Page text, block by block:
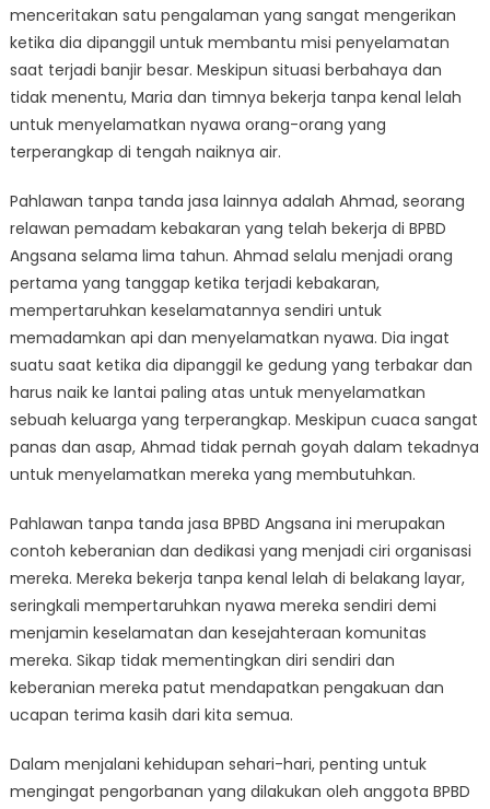
menceritakan satu pengalaman yang sangat mengerikan
ketika dia dipanggil untuk membantu misi penyelamatan
saat terjadi banjir besar. Meskipun situasi berbahaya dan
tidak menentu, Maria dan timnya bekerja tanpa kenal lelah
untuk menyelamatkan nyawa orang-orang yang
terperangkap di tengah naiknya air.
Pahlawan tanpa tanda jasa lainnya adalah Ahmad, seorang
relawan pemadam kebakaran yang telah bekerja di BPBD
Angsana selama lima tahun. Ahmad selalu menjadi orang
pertama yang tanggap ketika terjadi kebakaran,
mempertaruhkan keselamatannya sendiri untuk
memadamkan api dan menyelamatkan nyawa. Dia ingat
suatu saat ketika dia dipanggil ke gedung yang terbakar dan
harus naik ke lantai paling atas untuk menyelamatkan
sebuah keluarga yang terperangkap. Meskipun cuaca sangat
panas dan asap, Ahmad tidak pernah goyah dalam tekadnya
untuk menyelamatkan mereka yang membutuhkan.
Pahlawan tanpa tanda jasa BPBD Angsana ini merupakan
contoh keberanian dan dedikasi yang menjadi ciri organisasi
mereka. Mereka bekerja tanpa kenal lelah di belakang layar,
seringkali mempertaruhkan nyawa mereka sendiri demi
menjamin keselamatan dan kesejahteraan komunitas
mereka. Sikap tidak mementingkan diri sendiri dan
keberanian mereka patut mendapatkan pengakuan dan
ucapan terima kasih dari kita semua.
Dalam menjalani kehidupan sehari-hari, penting untuk
mengingat pengorbanan yang dilakukan oleh anggota BPBD